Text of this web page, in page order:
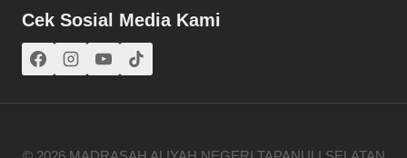
Cek Sosial Media Kami